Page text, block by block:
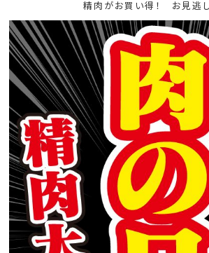
精肉がお買い得！ お見逃し